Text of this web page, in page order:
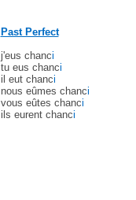
Past Perfect
j'eus chanci
tu eus chanci
il eut chanci
nous eûmes chanci
vous eûtes chanci
ils eurent chanci